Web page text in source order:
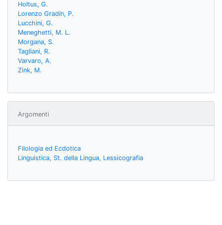
Holtus, G.
Lorenzo Gradín, P.
Lucchini, G.
Meneghetti, M. L.
Morgana, S.
Tagliani, R.
Varvaro, A.
Zink, M.
Argomenti
Filologia ed Ecdotica
Linguistica, St. della Lingua, Lessicografia